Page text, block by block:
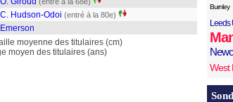
C. Hudson-Odoi (entré à la 80e)
Emerson
moyenne des titulaires (cm)
moyen des titulaires (ans)
Burnley
Leeds
West